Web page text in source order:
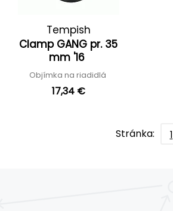
Tempish
Clamp GANG pr. 35
mm '16
Objímka na riadidlá
17,34 €
Stránka: 1